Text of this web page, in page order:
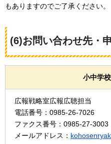
もありますのでご了承ください。
(6)お問い合わせ先・
小中学校
広報戦略室広報広聴担当
電話番号：0985-26-7026
ファクス番号：0985-27-3003
メールアドレス：